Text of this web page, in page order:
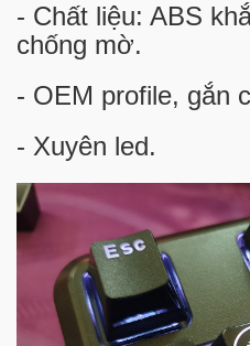
- Chất liệu: ABS
chống mờ.
- OEM profile, gắn
- Xuyên led.